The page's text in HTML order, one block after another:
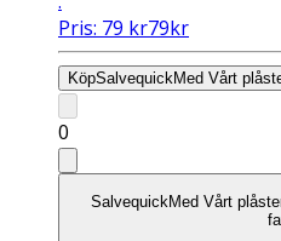
Pris: 79 kr79kr
KöpSalvequickMed Vårt
0
SalvequickMed Vårt